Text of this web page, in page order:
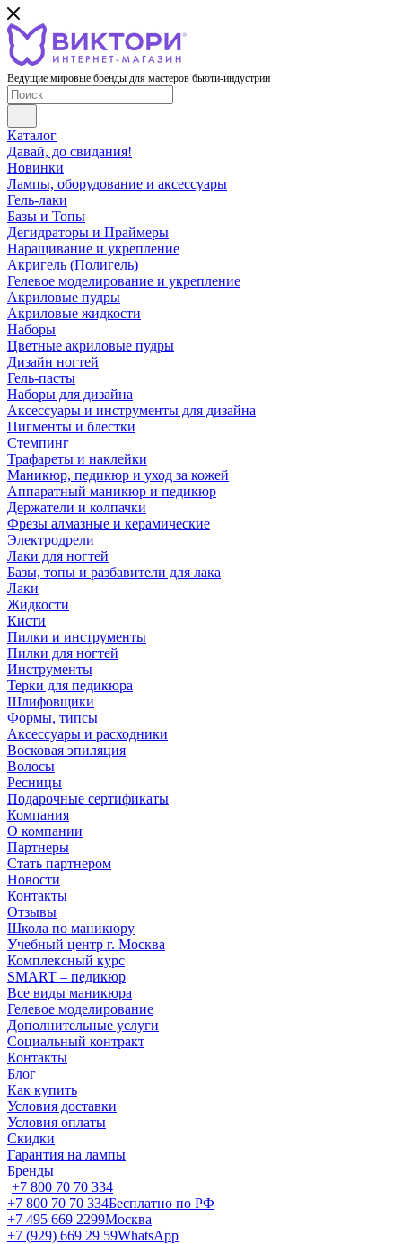
Ведущие мировые бренды для мастеров бьюти-индустрии
Каталог
Давай, до свидания!
Новинки
Лампы, оборудование и аксессуары
Гель-лаки
Базы и Топы
Дегидраторы и Праймеры
Наращивание и укрепление
Акригель (Полигель)
Гелевое моделирование и укрепление
Акриловые пудры
Акриловые жидкости
Наборы
Цветные акриловые пудры
Дизайн ногтей
Гель-пасты
Наборы для дизайна
Аксессуары и инструменты для дизайна
Пигменты и блестки
Стемпинг
Трафареты и наклейки
Маникюр, педикюр и уход за кожей
Аппаратный маникюр и педикюр
Держатели и колпачки
Фрезы алмазные и керамические
Электродрели
Лаки для ногтей
Базы, топы и разбавители для лака
Лаки
Жидкости
Кисти
Пилки и инструменты
Пилки для ногтей
Инструменты
Терки для педикюра
Шлифовщики
Формы, типсы
Аксессуары и расходники
Восковая эпиляция
Волосы
Ресницы
Подарочные сертификаты
Компания
О компании
Партнеры
Стать партнером
Новости
Контакты
Отзывы
Школа по маникюру
Учебный центр г. Москва
Комплексный курс
SMART – педикюр
Все виды маникюра
Гелевое моделирование
Дополнительные услуги
Социальный контракт
Контакты
Блог
Как купить
Условия доставки
Условия оплаты
Скидки
Гарантия на лампы
Бренды
+7 800 70 70 334
+7 800 70 70 334Бесплатно по РФ
+7 495 669 2299Москва
+7 (929) 669 29 59WhatsApp